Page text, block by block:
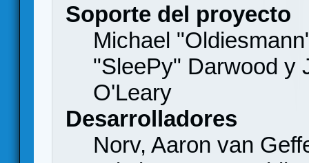
Soporte del proyecto
Michael
"SleePy" Darwood y
O'Leary
Desarrolladores
Norv, Aaron van